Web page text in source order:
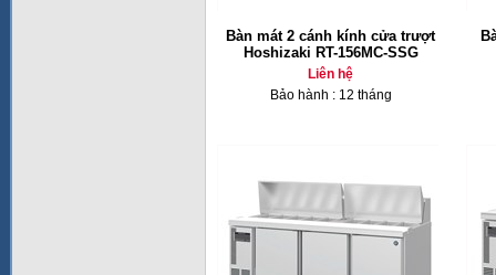
Bàn mát 2 cánh kính cửa trượt
Hoshizaki RT-156MC-SSG
Liên hệ
Bảo hành : 12 tháng